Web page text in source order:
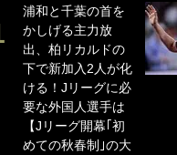
浦和と千葉の首を
かしげる主力放
出、柏リカルドの
下で新加入2人が化
ける！Jリーグに必
要な外国人選手は
【Jリーグ開幕｢初
めての秋春制｣の大